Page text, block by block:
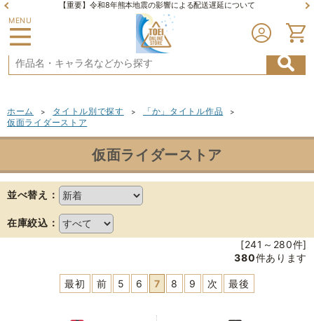
【重要】令和8年熊本地震の影響による配送遅延について
MENU
ホーム > タイトル別で探す > 「か」タイトル作品 >
仮面ライダーストア
仮面ライダーストア
並べ替え：
在庫絞込：
[241～280件]
380件あります
最初 前 5 6 7 8 9 次 最後